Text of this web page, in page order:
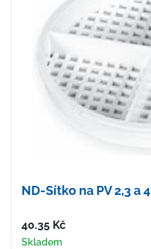
ND-Sítko na PV 2,3 a 4
Cena
40.35 Kč
Dostupnost
Skladem